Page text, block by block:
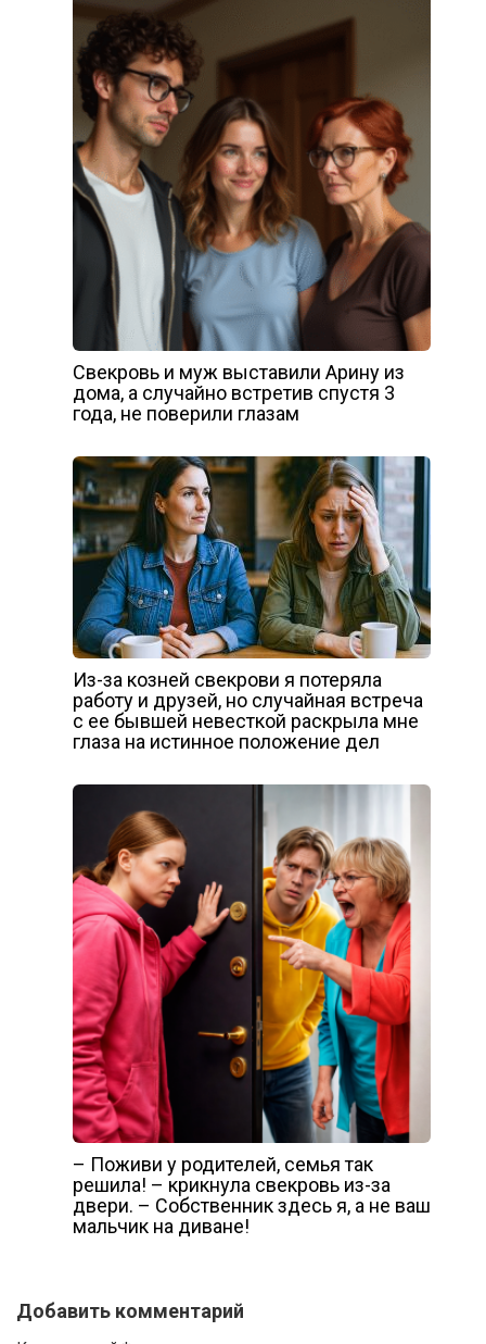
Свекровь и муж выставили Арину из
дома, а случайно встретив спустя 3
года, не поверили глазам
Из-за козней свекрови я потеряла
работу и друзей, но случайная встреча
с ее бывшей невесткой раскрыла мне
глаза на истинное положение дел
– Поживи у родителей, семья так
решила! – крикнула свекровь из-за
двери. – Собственник здесь я, а не ваш
мальчик на диване!
Добавить комментарий